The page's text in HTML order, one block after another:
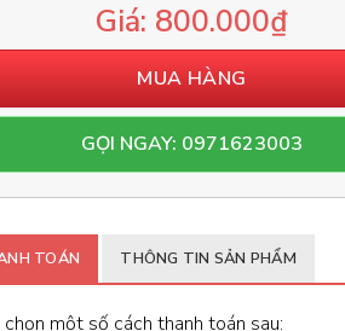
800.000₫
MUA HÀNG
GỌI NGAY: 0971623003
TOÁN THÔNG TIN SẢN PHẨM
một số cách thanh toán sau: